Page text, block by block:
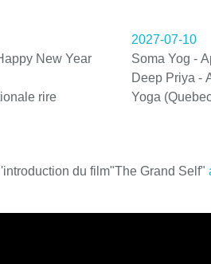
New Year
rire
2027-07-10
Soma Yog -
Deep Priya -
Yoga
du film"The Grand Self"